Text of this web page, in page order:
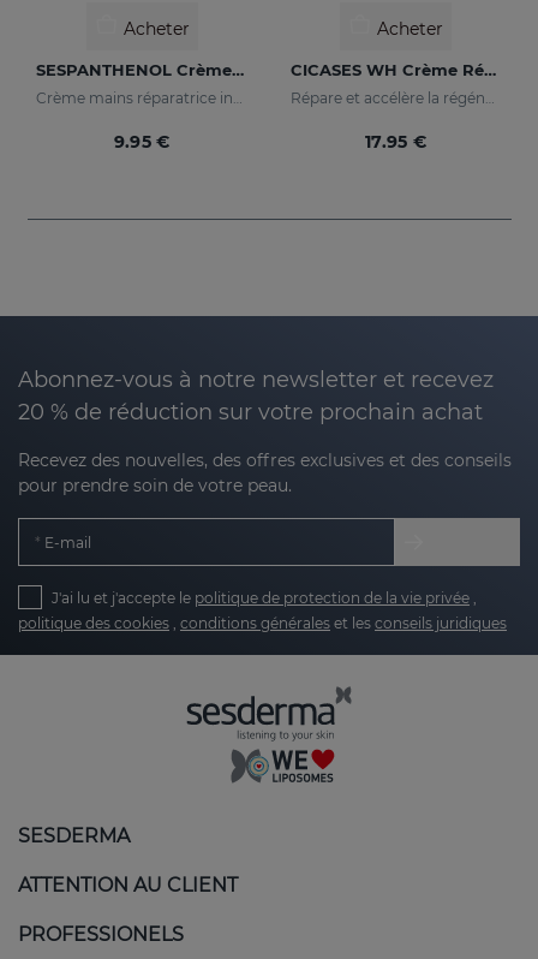
Acheter
SESPANTHENOL Crème Pour Les Mains
Crème mains réparatrice intensive
9.95 €
Acheter
CICASES WH Crème Réparatrice
Répare et accélère la régénération cutanée
17.95 €
Abonnez-vous à notre newsletter et recevez
20 % de réduction sur votre prochain achat
Recevez des nouvelles, des offres exclusives et des conseils
pour prendre soin de votre peau.
E-mail
J'ai lu et j'accepte le politique de protection de la vie privée ,
politique des cookies , conditions générales et les conseils juridiques
SESDERMA
ATTENTION AU CLIENT
PROFESSIONELS